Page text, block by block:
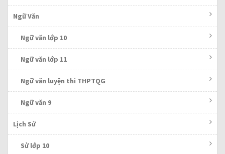
Ngữ Văn
Ngữ văn lớp 10
Ngữ văn lớp 11
Ngữ văn luyện thi THPTQG
Ngữ văn 9
Lịch Sử
Sử lớp 10